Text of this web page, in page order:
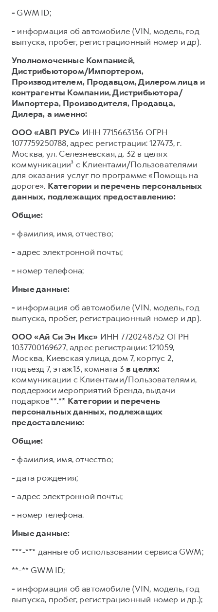
- GWM ID;
- информация об автомобиле (VIN, модель, год
выпуска, пробег, регистрационный номер и др).
Уполномоченные Компанией,
Дистрибьютором/Импортером,
Производителем, Продавцом, Дилером лица и
контрагенты Компании, Дистрибьютора/
Импортера, Производителя, Продавца,
Дилера, а именно:
ООО «АВП РУС» ИНН 7715663136 ОГРН
1077759250788, адрес регистрации: 127473, г.
Москва, ул. Селезневская, д. 32 в целях
коммуникации³ с Клиентами/Пользователями
для оказания услуг по программе «Помощь на
дороге». Категории и перечень персональных
данных, подлежащих предоставлению:
Общие:
- фамилия, имя, отчество;
- адрес электронной почты;
- номер телефона;
Иные данные:
- информация об автомобиле (VIN, модель, год
выпуска, пробег, регистрационный номер и др).
ООО «Ай Си Эн Икс» ИНН 7720248752 ОГРН
1037700169627, адрес регистрации: 121059,
Москва, Киевская улица, дом 7, корпус 2,
подъезд 7, этаж 13, комната 3 в целях:
коммуникации с Клиентами/Пользователями,
поддержки мероприятий бренда, выдачи
подарков**.** Категории и перечень
персональных данных, подлежащих
предоставлению:
Общие:
- фамилия, имя, отчество;
-дата рождения;
- адрес электронной почты;
- номер телефона.
Иные данные:
***-*** данные об использовании сервиса GWM;
**-** GWM ID;
- информация об автомобиле (VIN, модель, год
выпуска, пробег, регистрационный номер и др.);